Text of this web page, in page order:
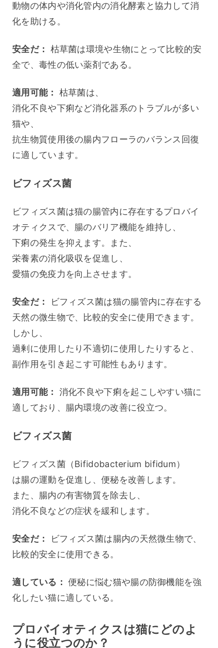
動物の体内や消化管内の消化酵素と協力して消
化を助ける。
安全だ：
枯草菌は環境や生物にとって比較的安
全で、毒性の低い薬剤である。
適用可能：
枯草菌は、
消化不良や下痢など消化器系のトラブルが多い
猫や、
抗生物質使用後の腸内フローラのバランス回復
に適しています。
ビフィズス菌
ビフィズス菌は猫の腸管内に存在するプロバイ
オティクスで、腸のバリア機能を維持し、
下痢の発生を抑えます。また、
栄養素の消化吸収を促進し、
愛猫の免疫力を向上させます。
安全だ：
ビフィズス菌は猫の腸管内に存在する
天然の微生物で、比較的安全に使用できます。
しかし、
過剰に使用したり不適切に使用したりすると、
副作用を引き起こす可能性もあります。
適用可能：
消化不良や下痢を起こしやすい猫に
適しており、腸内環境の改善に役立つ。
ビフィズス菌
ビフィズス菌（Bifidobacterium bifidum）
は腸の運動を促進し、便秘を改善します。
また、腸内の有害物質を除去し、
消化不良などの症状を緩和します。
安全だ：
ビフィズス菌は腸内の天然微生物で、
比較的安全に使用できる。
適している： 便秘に悩む猫や腸の防御機能を強
化したい猫に適している。
プロバイオティクスは猫にどのよ
うに役立つのか？